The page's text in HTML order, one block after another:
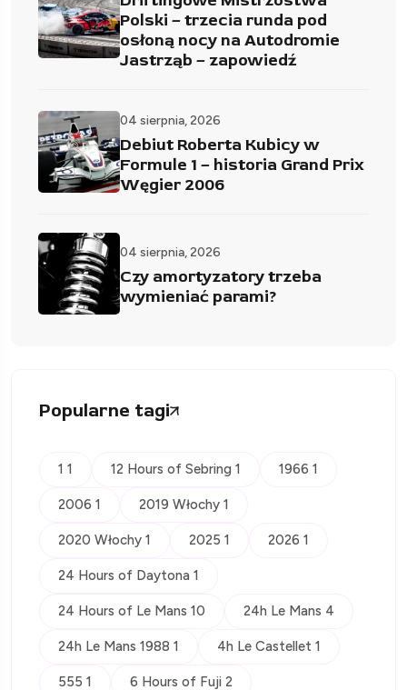
Polski – trzecia runda pod
osłoną nocy na Autodromie
Jastrząb – zapowiedź
04 sierpnia, 2026
Debiut Roberta Kubicy w
Formule 1 – historia Grand Prix
Węgier 2006
04 sierpnia, 2026
Czy amortyzatory trzeba
wymieniać parami?
Popularne tagi
1 1 12 Hours of Sebring 1 1966 1
2006 1 2019 Włochy 1
2020 Włochy 1 2025 1 2026 1
24 Hours of Daytona 1
24 Hours of Le Mans 10 24h Le Mans 4
24h Le Mans 1988 1 4h Le Castellet 1
555 1 6 Hours of Fuji 2